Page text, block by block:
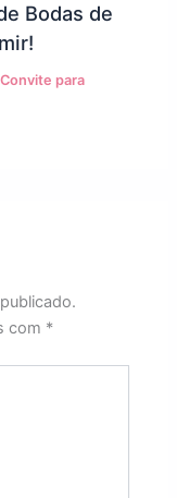
Bodas de
Convite para
com *